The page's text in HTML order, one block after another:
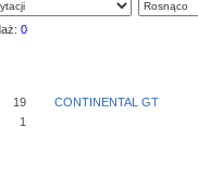
0
19 CONTINENTAL GT
1